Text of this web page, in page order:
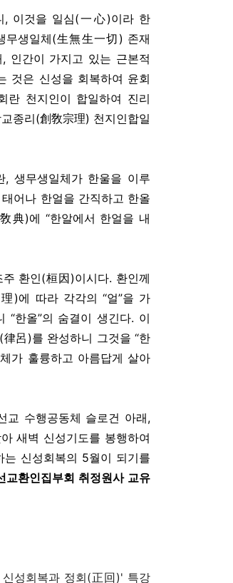
, 이것을 일심(一心)이라 한
무생일체(生無生一切) 존재
인간이 가지고 있는 근본적
것은 신성을 회복하여 윤회
천지인이 합일하여 진리
종리(創敎宗理) 천지인합일
, 생무생일체가 한울을 이루
어나 한얼을 간직하고 한올
典)에 “한알에서 한얼을 내
환인(桓因)이시다. 환인께
)에 따라 각각의 “얼”을 가
“한올”의 숨결이 생긴다. 이
呂)를 완성하니 그것을 “한
가 훌륭하고 아름답게 살아
교 수행공동체 슬로건 아래,
새벽 신성기도를 봉행하여
신성회복의 5월이 되기를
환인집부회 취정원사 교유
성회복과 정회(正回)' 특강